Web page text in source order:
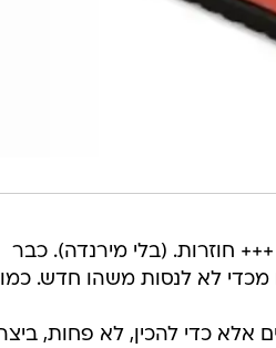
כן אלו היו הימים, והנה חולפת לה רבע מאה והבנות בנות ה 50 +++ חוזרות. (בלי מירנדה). כבר
לא לנסות משהו חדש. כמו
אלא כדי להכין, לא פחות,